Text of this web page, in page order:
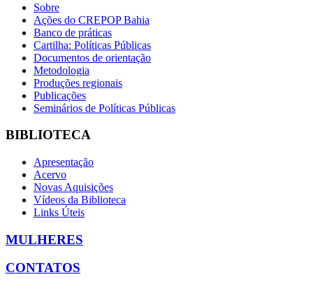
Sobre
Ações do CREPOP Bahia
Banco de práticas
Cartilha: Políticas Públicas
Documentos de orientação
Metodologia
Produções regionais
Publicações
Seminários de Políticas Públicas
BIBLIOTECA
Apresentação
Acervo
Novas Aquisições
Vídeos da Biblioteca
Links Úteis
MULHERES
CONTATOS